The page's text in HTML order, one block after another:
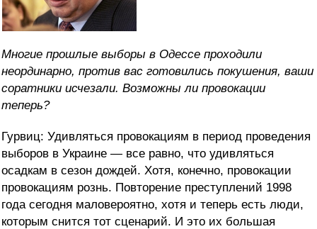
Многие прошлые выборы в Одессе проходили
неординарно, против вас готовились покушения, ваши
соратники исчезали. Возможны ли провокации
теперь?
Гурвиц: Удивляться провокациям в период проведения
выборов в Украине — все равно, что удивляться
осадкам в сезон дождей. Хотя, конечно, провокации
провокациям рознь. Повторение преступлений 1998
года сегодня маловероятно, хотя и теперь есть люди,
которым снится тот сценарий. И это их большая